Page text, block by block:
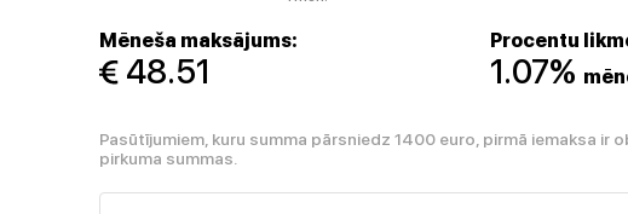
Mēneša maksājums:
48.51
Procentu
1.07%
Pasūtījumiem, kuru summa pārsniedz 1400 euro, pirmā iemaksa ir
pirkuma summas.